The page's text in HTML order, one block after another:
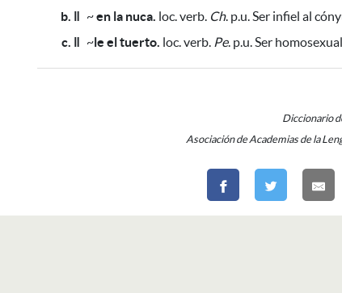
b. ǁ ~en la nuca. loc. verb. Ch. p.u. Ser infiel al
c. ǁ ~le el tuerto. loc. verb. Pe. p.u. Ser
Diccionario
Asociación de Academias de la